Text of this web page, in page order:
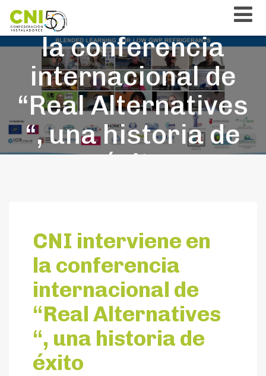
CNI interviene en
la conferencia
internacional de
“Real Alternatives
“, una historia de
éxito
CNI interviene en
la conferencia
internacional de
“Real Alternatives
“, una historia de
éxito